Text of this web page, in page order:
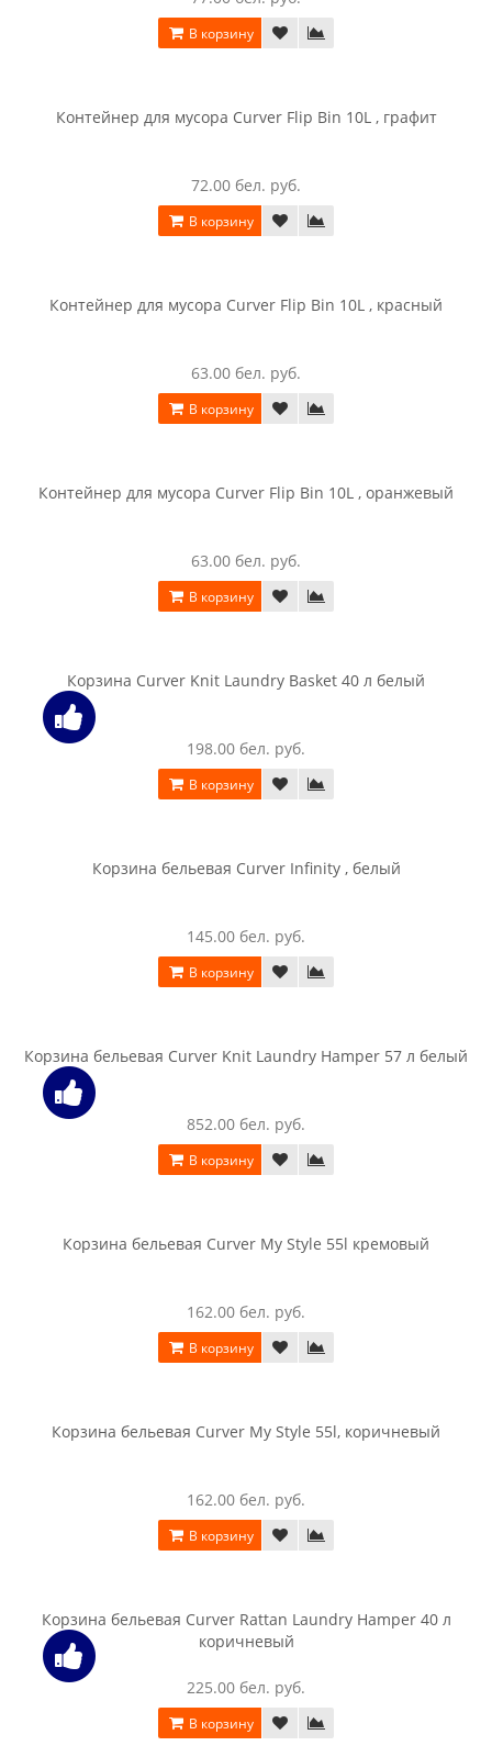
Контейнер Curver Deco stockholm S Кожа
В корзину
Контейнер Curver Optimaptima 15 л прозрачный
В корзину
Контейнер для мусора Curver Flip Bin 10L , графит
В корзину
Контейнер для мусора Curver Flip Bin 10L , красный
Контейнер для мусора Curver Flip Bin 10L , оранжевый
Корзина Curver Knit Laundry Basket 40 л белый
Корзина бельевая Curver Infinity , белый
Корзина бельевая Curver Knit Laundry Hamper 57 л белый
852.00 бел. руб.
В корзину